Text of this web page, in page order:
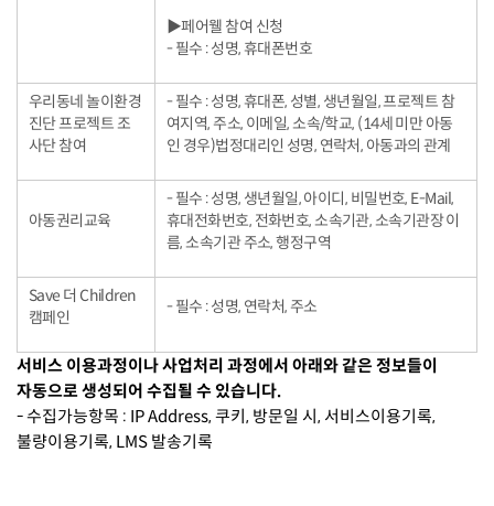
▶페어웰 참여 신청
- 필수 : 성명, 휴대폰번호
우리동네 놀이환경
진단 프로젝트 조
사단 참여
- 필수 : 성명, 휴대폰, 성별, 생년월일, 프로젝트 참
여지역, 주소, 이메일, 소속/학교, (14세 미만 아동
인 경우)법정대리인 성명, 연락처, 아동과의 관계
아동권리교육
- 필수 : 성명, 생년월일, 아이디, 비밀번호, E-Mail,
휴대전화번호, 전화번호, 소속기관, 소속기관장 이
름, 소속기관 주소, 행정구역
Save 더 Children
캠페인
- 필수 : 성명, 연락처, 주소
서비스 이용과정이나 사업처리 과정에서 아래와 같은 정보들이
자동으로 생성되어 수집될 수 있습니다.
- 수집가능항목 : IP Address, 쿠키, 방문일 시, 서비스이용기록,
불량이용기록, LMS 발송기록